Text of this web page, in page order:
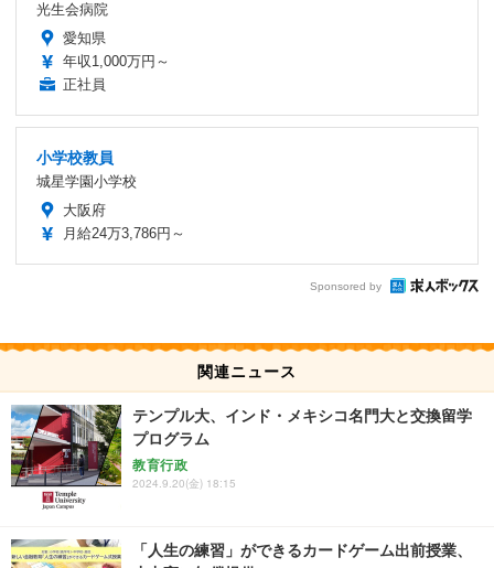
光生会病院
愛知県
年収1,000万円～
正社員
小学校教員
城星学園小学校
大阪府
月給24万3,786円～
Sponsored by
関連ニュース
テンプル大、インド・メキシコ名門大と交換留学
プログラム
教育行政
2024.9.20(金) 18:15
「人生の練習」ができるカードゲーム出前授業、